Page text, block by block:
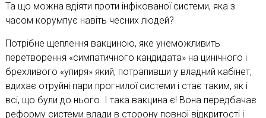
Та що можна вдіяти проти інфікованої системи, яка з
часом корумпує навіть чесних людей?
Потрібне щеплення вакциною, яке унеможливить
перетворення «симпатичного кандидата» на цинічного і
брехливого «упиря» який, потрапивши у владний кабінет,
вдихає отруйні пари прогнилої системи і стає таким, як і
всі, що були до нього. І така вакцина є! Вона передбачає
реформу системи влади в сторону повної відкритості і